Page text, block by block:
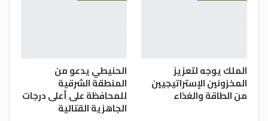
الملك يوجه لتعزيز
المخزونين الإستراتيجيين
من الطاقة والغذاء
الحنيطي يدعو من
المنطقة الشرقية
للمحافظة على أعلى درجات
الجاهزية القتالية